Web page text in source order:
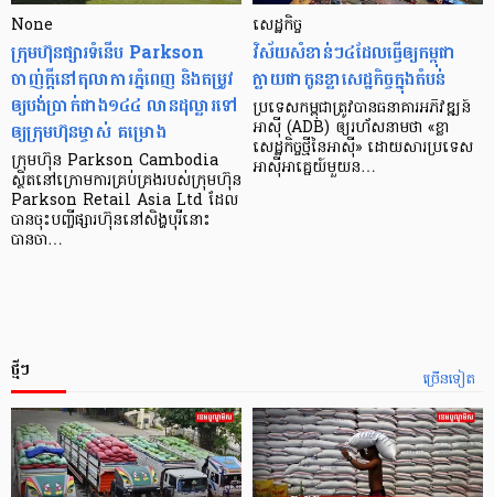
None
ក្រុមហ៊ុនផ្សារទំនើប Parkson
ចាញ់ក្ដីនៅតុលាការភ្នំពេញ និងតម្រូវ
ឲ្យបង់ប្រាក់ជាង១៤៤ លានដុល្លារទៅ
ឲ្យក្រុមហ៊ុនម្ចាស់ គម្រោង
ក្រុមហ៊ុន Parkson Cambodia
ស្ថិតនៅក្រោមការគ្រប់គ្រងរបស់ក្រុមហ៊ុន
Parkson Retail Asia Ltd ដែល
បានចុះបញ្ចីផ្សារហ៊ុននៅសិង្ហបុរីនោះ
បានចា…
សេដ្ឋកិច្ច​
វិស័យ​សំខាន់ៗ​៤​ដែល​ធ្វើ​ឲ្យ​កម្ពុជា​
ក្លាយ​ជា​កូន​ខ្លា​សេដ្ឋកិច្ច​ក្នុង​តំបន់
ប្រទេស​កម្ពុជា​ត្រូវ​បាន​ធនាគារ​អភិវឌ្ឍន៍​
អាស៊ី (ADB) ឲ្យ​រហ័ស​នាមថា «ខ្លា​
សេដ្ឋកិច្ច​ថ្មី​នៃ​អាស៊ី» ដោយសារ​ប្រទេស​
អាស៊ី​អាគ្នេយ៍​មួយ​ន…
ច្រើនទៀត
ថ្មីៗ